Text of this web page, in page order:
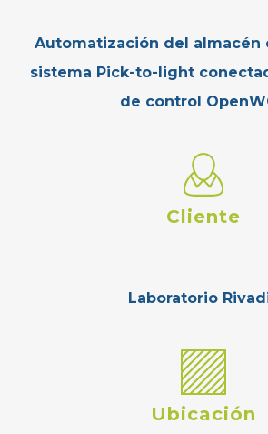
Automatización del almacén
sistema Pick-to-light
de control
Cliente
Laboratorio
Ubicación